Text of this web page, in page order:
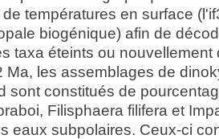
températures en surface
biogénique) afin de
taxa éteints ou nouvellement
Ma, les assemblages de
sont constitués de
Filisphaera filifera et
eaux subpolaires. Ceux-ci